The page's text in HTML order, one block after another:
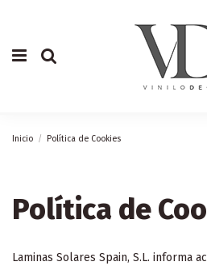
Inicio Política de Cookies
Política de
Laminas Solares Spain, S.L. informa